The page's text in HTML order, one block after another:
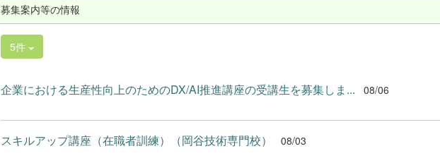
募集案内等の情報
5件
企業における生産性向上のためのDX/AI推進講座の受講生を募集しま... 08/06
スキルアップ講座（在職者訓練）（岡谷技術専門校） 08/03